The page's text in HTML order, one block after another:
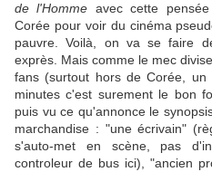
de l'Homme avec cette
Corée pour voir du cinéma
pauvre. Voilà, on va se faire
exprès. Mais comme le mec
fans (surtout hors de Corée,
minutes c'est surement le bon
puis vu ce qu'annonce le
marchandise : "une écrivain"
s'auto-met en scène, pas
controleur de bus ici), "ancien